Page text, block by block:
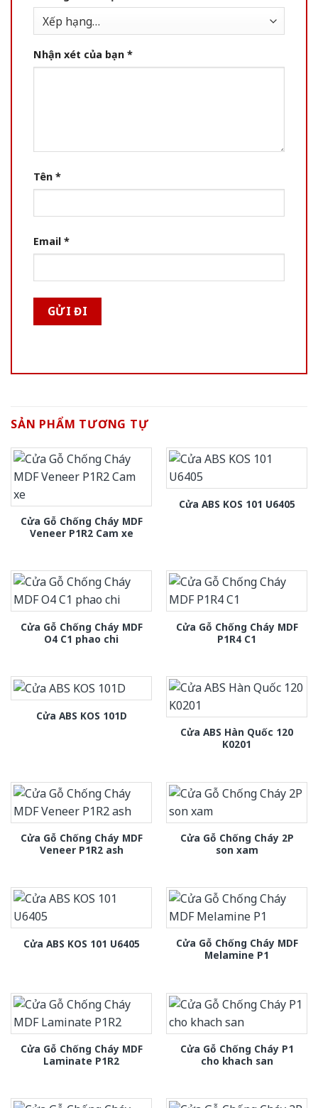
Nhận xét của bạn *
Tên *
Email *
SẢN PHẨM TƯƠNG TỰ
Cửa Gỗ Chống Cháy MDF
Veneer P1R2 Cam xe
Cửa ABS KOS 101 U6405
Cửa Gỗ Chống Cháy MDF
O4 C1 phao chi
Cửa Gỗ Chống Cháy MDF
P1R4 C1
Cửa ABS KOS 101D
Cửa ABS Hàn Quốc 120
K0201
Cửa Gỗ Chống Cháy MDF
Veneer P1R2 ash
Cửa Gỗ Chống Cháy 2P
son xam
Cửa ABS KOS 101 U6405
Cửa Gỗ Chống Cháy MDF
Melamine P1
Cửa Gỗ Chống Cháy MDF
Laminate P1R2
Cửa Gỗ Chống Cháy P1
cho khach san